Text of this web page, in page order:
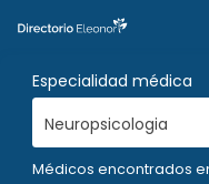
Especialidad médica
Neuropsicologia
Médicos encontrados